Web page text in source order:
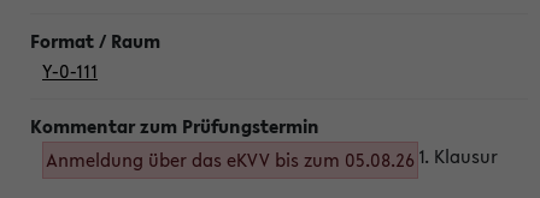
Y-0-111
Anmeldung über das eKVV bis zum 05.08.26 1. Klausur